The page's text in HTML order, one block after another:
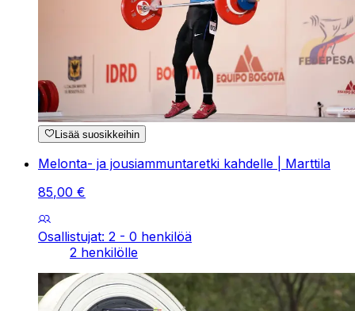
Lisää suosikkeihin
Melonta- ja jousiammuntaretki kahdelle | Marttila
85,00 €
Osallistujat: 2 - 0 henkilöä
2 henkilölle